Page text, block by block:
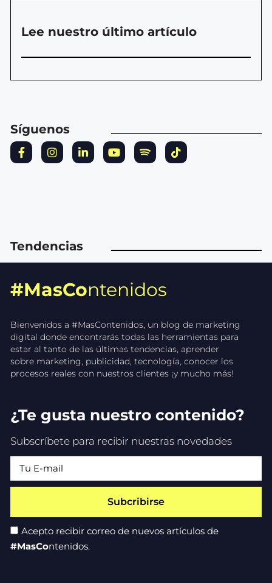
Lee nuestro último artículo
Síguenos
Tendencias
#MasContenidos
Bienvenidos a #MasContenidos, un blog de marketing
digital donde encontrarás todas las herramientas para
estar al tanto de las últimas tendencias, aprender
sobre marketing, publicidad, tecnología, conocer los
procesos reales con nuestros clientes ¡y mucho más!
¿Te gusta nuestro contenido?
Subscríbete para recibir nuestras novedades
Acepto recibir correo de nuevos artículos de
#MasContenidos.
Subcribirse